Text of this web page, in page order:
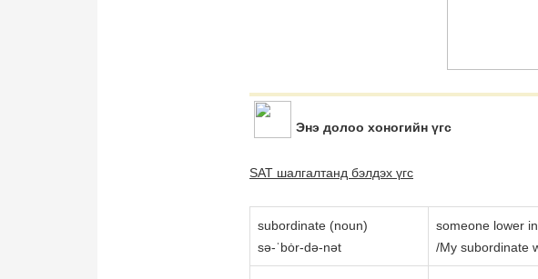
Энэ долоо хоногийн үгc
SAT шалгалтанд бэлдэх үгc
subordinate (noun)
sə-ˈbȯr-də-nət
someone lower
/My subordinate